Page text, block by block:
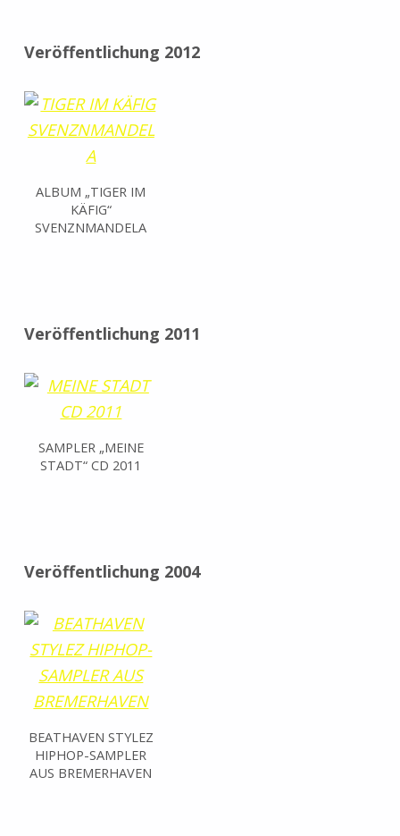
Veröffentlichung 2012
ALBUM „TIGER IM
KÄFIG“
SVENZNMANDELA
Veröffentlichung 2011
SAMPLER „MEINE
STADT“ CD 2011
Veröffentlichung 2004
BEATHAVEN STYLEZ
HIPHOP-SAMPLER
AUS BREMERHAVEN